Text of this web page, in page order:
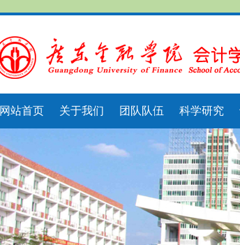
网站首页 关于我们 团队队伍 科学研究